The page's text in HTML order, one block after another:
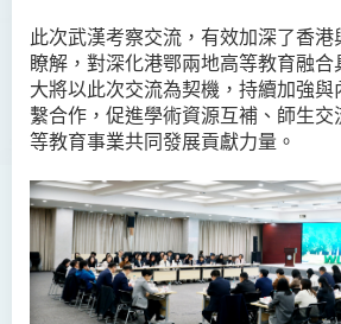
此次武漢考察交流，有效加深了香港
瞭解，對深化港鄂兩地高等教育融合
大將以此次交流為契機，持續加強
繫合作，促進學術資源互補、師生交
等教育事業共同發展貢獻力量。